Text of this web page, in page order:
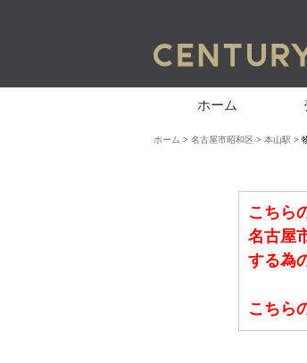
ホーム
ホーム > 名古屋市昭和区 > 本山駅 >
こちら
名古屋
する為
こちら